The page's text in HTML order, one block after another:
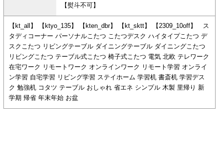
【熨斗不可】
【kt_all】 【ktyo_135】 【kten_dbr】 【kt_sktt】 【2309_10off】 ス
タディコーナー パーソナルこたつ こたつデスク ハイタイプこたつ デ
スクこたつ リビングテーブル ダイニングテーブル ダイニングこたつ
リビングこたつ テーブル式こたつ 椅子式こたつ 電気 北欧 テレワーク
在宅ワーク リモートワーク オンラインワーク リモート学習 オンライ
ン学習 自宅学習 リビング学習 ステイホーム 学習机 書斎机 学習デス
ク 勉強机 コタツ テーブル おしゃれ 省エネ シンプル 木製 里帰り 新
学期 帰省 年末年始 お盆